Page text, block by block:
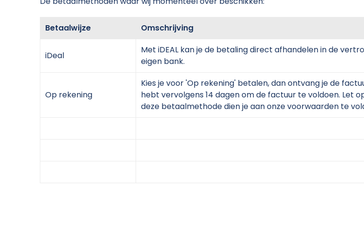
Betaalwijze Omschrijving
iDeal
Met iDEAL kan je de betaling direct afhandelen in de
eigen bank.
Op rekening
Kies je voor 'Op rekening' betalen, dan ontvang je de
hebt vervolgens 14 dagen om de factuur te voldoen. Let
deze betaalmethode dien je aan onze voorwaarden te